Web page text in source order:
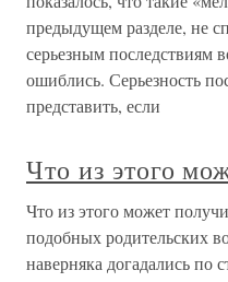
предыдущем разделе, не
серьезным последствиям
ошиблись. Серьезность
представить, если
Что из этого
Что из этого может
подобных родительских
наверняка догадались по